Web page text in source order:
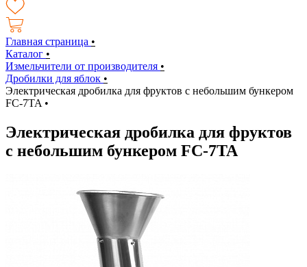
Главная страница •
Каталог •
Измельчители от производителя •
Дробилки для яблок •
Электрическая дробилка для фруктов с небольшим бункером
FC-7TA •
Электрическая дробилка для фруктов
с небольшим бункером FC-7TA